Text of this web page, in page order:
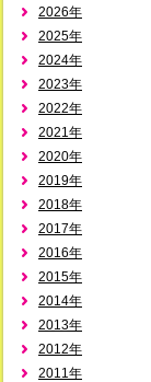
2026年
2025年
2024年
2023年
2022年
2021年
2020年
2019年
2018年
2017年
2016年
2015年
2014年
2013年
2012年
2011年